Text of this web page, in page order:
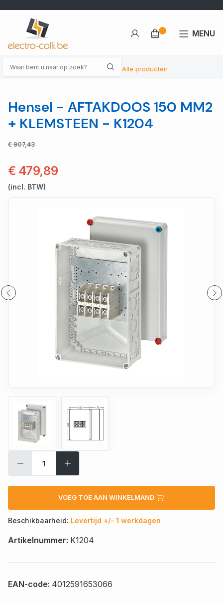
Alle producten
MENU
Hensel - AFTAKDOOS 150 MM2
+ KLEMSTEEN - K1204
€ 907,43
€ 479,89
(incl. BTW)
VOEG TOE AAN WINKELMAND
Beschikbaarheid: Levertijd +/- 1 werkdagen
Artikelnummer: K1204
EAN-code: 4012591653066